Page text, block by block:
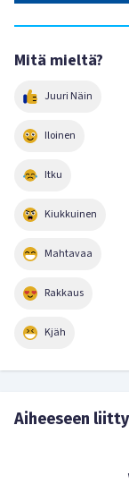
Mitä mieltä?
Juuri Näin
Iloinen
Itku
Kiukkuinen
Mahtavaa
Rakkaus
Kjäh
Aiheeseen